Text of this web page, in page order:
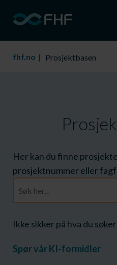
fhf.no Prosjektbasen
Her kan du finne
prosjektnummer eller
Prosjektarkiv
Ikke sikker på hva du
Spør vår KI-formidler